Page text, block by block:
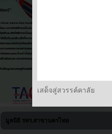
มูลนิธิ รพร.สาขานครไทย
เสด็จสู่สวรรค์คาลัย